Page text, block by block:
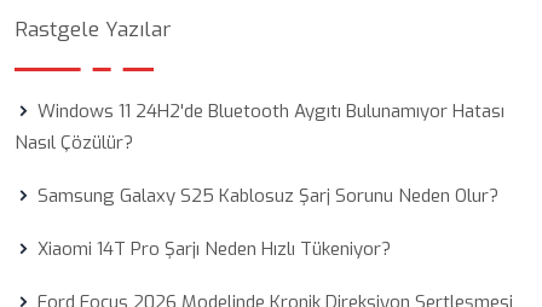
Rastgele Yazılar
Windows 11 24H2'de Bluetooth Aygıtı Bulunamıyor Hatası
Nasıl Çözülür?
Samsung Galaxy S25 Kablosuz Şarj Sorunu Neden Olur?
Xiaomi 14T Pro Şarjı Neden Hızlı Tükeniyor?
Ford Focus 2026 Modelinde Kronik Direksiyon Sertleşmesi